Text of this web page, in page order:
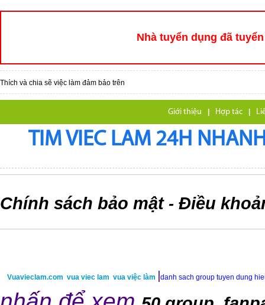
Nhà tuyển dụng đã
Thích và chia sẽ việc làm đảm bảo trên
Giới thiệu Hợp tác
TIM VIEC LAM 24H
Chính sách bảo mật - Điều
Vuavieclam.com vua viec lam vua việc làm danh sach group tuyen dung